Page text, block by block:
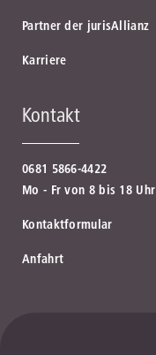
Partner der jurisAllianz
Karriere
Kontakt
0681 5866-4422
Mo - Fr von 8 bis 18 Uhr
Kontaktformular
Anfahrt